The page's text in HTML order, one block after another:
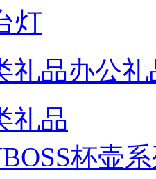
灯
礼品办公礼
礼品
杯壶